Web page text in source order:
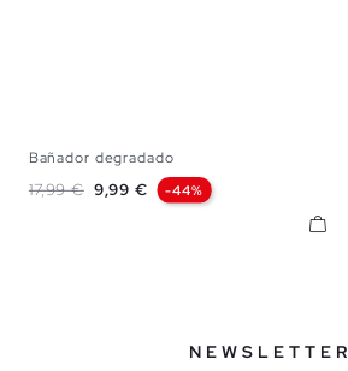
Bañador degradado
Precio base
17,99 € Precio
9,99 € -44%
NEWSLETTER